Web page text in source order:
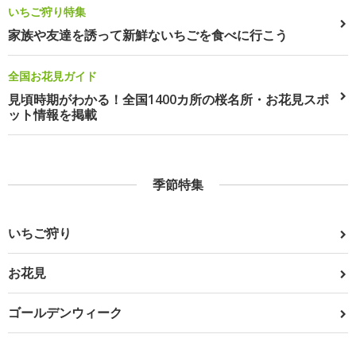
いちご狩り特集
家族や友達を誘って新鮮ないちごを食べに行こう
全国お花見ガイド
見頃時期がわかる！全国1400カ所の桜名所・お花見スポ
ット情報を掲載
季節特集
いちご狩り
お花見
ゴールデンウィーク